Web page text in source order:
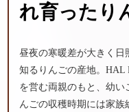
れ育った り
昼夜の寒暖差が大きく
知るりんごの産地。HAL
を営む両親のもと、幼い
んごの収穫時期には家